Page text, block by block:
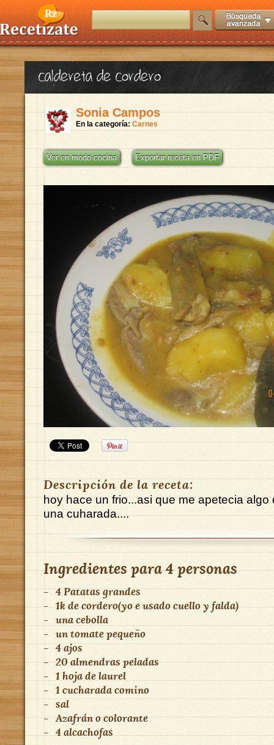
caldereta de cordero
Sonia Campos
En la categoría: Carnes
Ver en modo cocina Exportar receta en PDF
Descripción de la receta:
hoy hace un frio...asi que me apetecia algo
una cuharada....
Ingredientes para4 personas
- 4 Patatas grandes
- 1k de cordero(yo e usado cuello y falda)
- una cebolla
- un tomate pequeño
- 4 ajos
- 20 almendras peladas
- 1 hoja de laurel
- 1 cucharada comino
- sal
- Azafrán o colorante
- 4 alcachofas